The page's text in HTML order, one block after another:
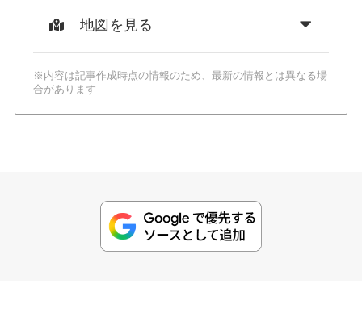
地図を見る
※内容は記事作成時点の情報のため、最新の情報とは異なる場
合があります